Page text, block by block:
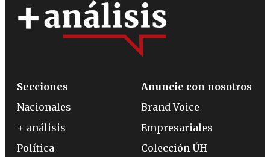
Secciones
Nacionales
+ análisis
Política
Anuncie con nosotros
Brand Voice
Empresariales
Colección ÚH